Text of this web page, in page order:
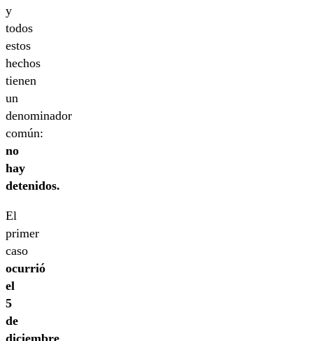
y
todos
estos
hechos
tienen
un
denominador
común:
no
hay
detenidos.
El
primer
caso
ocurrió
el
5
de